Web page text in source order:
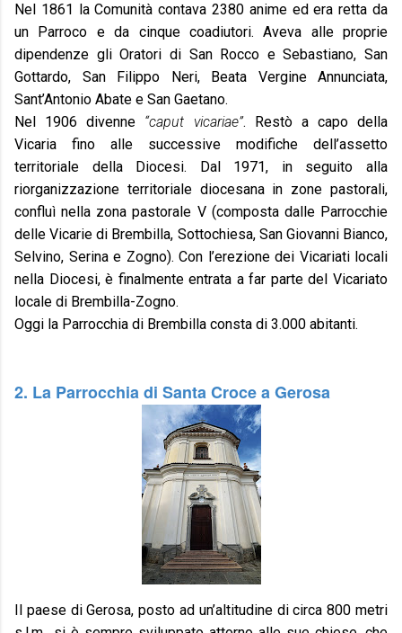
Nel 1861 la Comunità contava 2380 anime ed era retta da
un Parroco e da cinque coadiutori. Aveva alle proprie
dipendenze gli Oratori di San Rocco e Sebastiano, San
Gottardo, San Filippo Neri, Beata Vergine Annunciata,
Sant’Antonio Abate e San Gaetano.
Nel 1906 divenne “caput vicariae”. Restò a capo della
Vicaria fino alle successive modifiche dell’assetto
territoriale della Diocesi. Dal 1971, in seguito alla
riorganizzazione territoriale diocesana in zone pastorali,
confluì nella zona pastorale V (composta dalle Parrocchie
delle Vicarie di Brembilla, Sottochiesa, San Giovanni Bianco,
Selvino, Serina e Zogno). Con l’erezione dei Vicariati locali
nella Diocesi, è finalmente entrata a far parte del Vicariato
locale di Brembilla-Zogno.
Oggi la Parrocchia di Brembilla consta di 3.000 abitanti.
2. La Parrocchia di Santa Croce a Gerosa
Il paese di Gerosa, posto ad un’altitudine di circa 800 metri